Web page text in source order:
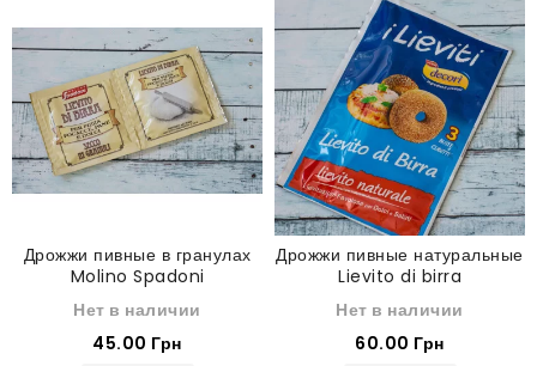
Дрожжи пивные в гранулах
Molino Spadoni
Нет в наличии
45.00 Грн
Дрожжи пивные натуральные
Lievito di birra
Нет в наличии
60.00 Грн